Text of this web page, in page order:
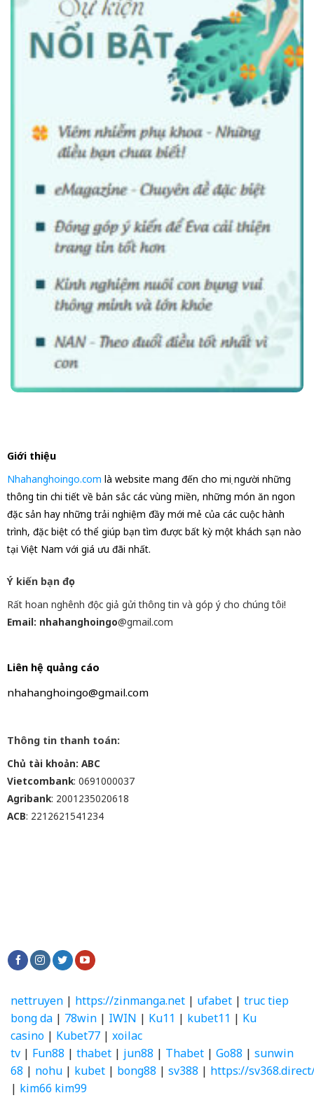
Giới thiệu
Nhahanghoingo.com là website mang đến cho mọi người những
thông tin chi tiết về bản sắc các vùng miền, những món ăn ngon
đặc sản hay những trải nghiệm đầy mới mẻ của các cuộc hành
trình, đặc biệt có thể giúp bạn tìm được bất kỳ một khách sạn nào
tại Việt Nam với giá ưu đãi nhất.
Ý kiến bạn đọc
Rất hoan nghênh độc giả gửi thông tin và góp ý cho chúng tôi!
Email: nhahanghoingo@gmail.com
Liên hệ quảng cáo
nhahanghoingo@gmail.com
Thông tin thanh toán:
Chủ tài khoản: ABC
Vietcombank: 0691000037
Agribank: 2001235020618
ACB: 2212621541234
nettruyen | https://zinmanga.net | ufabet | truc tiep
bong da | 78win | IWIN | Ku11 | kubet11 | Ku
casino | Kubet77 | xoilac
tv | Fun88 | thabet | jun88 | Thabet | Go88 | sunwin
68 | nohu | kubet | bong88 | sv388 | https://
| kim66 kim99